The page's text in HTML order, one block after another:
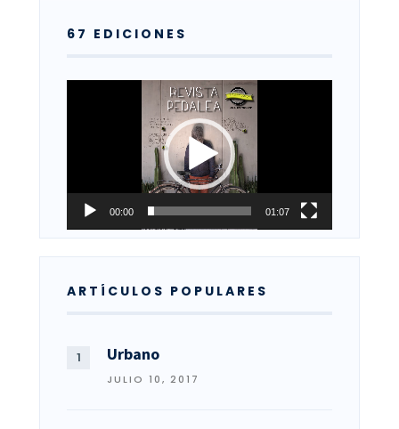
67 EDICIONES
00:00 01:07
ARTÍCULOS POPULARES
Urbano
JULIO 10, 2017